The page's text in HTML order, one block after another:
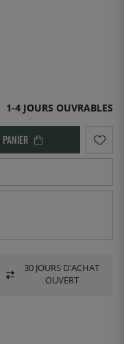
1-4 JOURS OUVRABLES
30 JOURS D'ACHAT
OUVERT